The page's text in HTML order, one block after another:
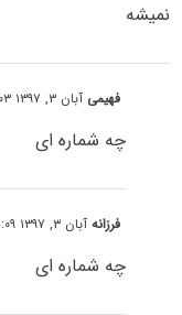
نمیشه
فهیمی آبان ۳, ۱۳۹۷ at ۴:۰۳ ب٫ظ
چه شماره ای
فرزانهآبان ۳, ۱۳۹۷ at ۸:۰۹ ب٫ظ
چه شماره ای